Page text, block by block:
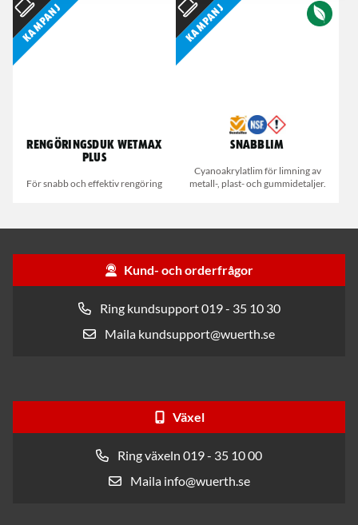
Kampanj
Rengöringsduk Wetmax
Plus
För snabb och effektiv rengöring
Kampanj
Snabblim
Cyanoakrylatlim för limning av
metall-, plast- och gummidetaljer.
Kund- och orderfrågor
Ring kundsupport 019 - 35 10 30
Maila kundsupport@wuerth.se
Växel
Ring växeln 019 - 35 10 00
Maila info@wuerth.se